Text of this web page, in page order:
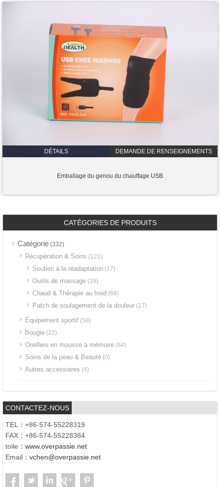
DÉTAILS DEMANDE DE RENSEIGNEMENTS
Emballage du genou du chauffage USB
CATÉGORIES DE PRODUITS
Catégorie (332)
Récupération & Soins (121)
Soutien à la réadaptation (17)
Outils de massage (19)
Chaud & Thérapie au froid (68)
Patch de soulagement de la douleur (17)
Équipement sportif (58)
Bougie (22)
Oreillers en mousse à mémoire (64)
Soins de la peau & Beauté (0)
Autres accessoires (4)
CONTACTEZ-NOUS
TEL：+86-574-55228319
FAX：+86-574-55228384
toile： www.overpassie.net
Email： vchen@overpassie.net